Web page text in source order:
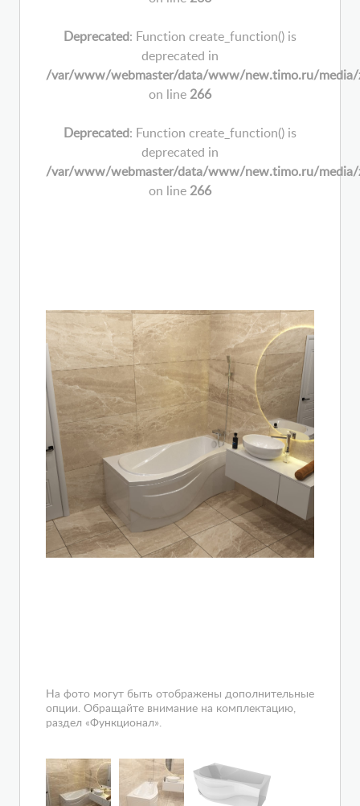
Deprecated: Function create_function() is
deprecated in
/var/www/webmaster/data/www/new.timo.ru/media/
on line 266
Deprecated: Function create_function() is
deprecated in
/var/www/webmaster/data/www/new.timo.ru/media/
on line 266
На фото могут быть отображены дополнительные
опции. Обращайте внимание на комплектацию,
раздел «Функционал».